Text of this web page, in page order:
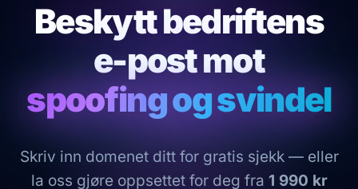
Beskytt bedriftens
e-post mot
spoofing og svindel
Skriv inn domenet ditt for gratis sjekk — eller
la oss gjøre oppsettet for deg fra 1 990 kr